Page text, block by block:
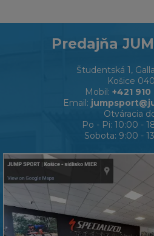
Predajňa
Študentská 1,
Košice
Mobil: +421 910
Email:
Otváracia
Po - Pi: 10:00 -
Sobota: 9:00 -